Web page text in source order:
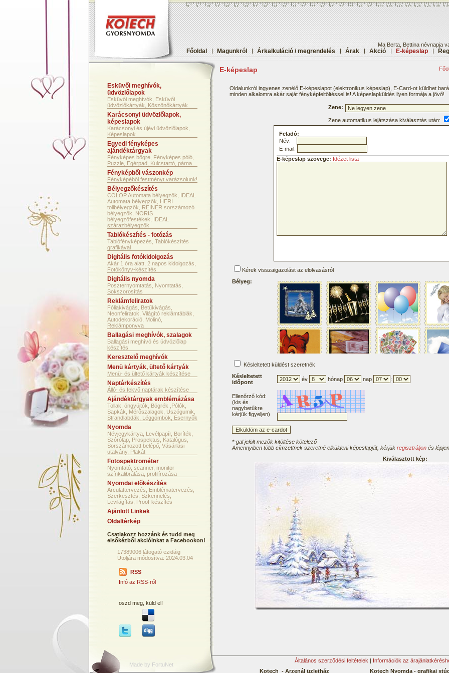
Ma Berta, Bettina névnapja
Főoldal | Magunkról | Árkalkuláció / megrendelés | Árak | Akció | E-képeslap |
E-képeslap
Esküvői meghívók,
üdvözlőlapok
Esküvői meghívók, Esküvői
üdvözlőkártyák, Köszönőkártyák
Karácsonyi üdvözlőlapok,
képeslapok
Karácsonyi és újévi üdvözlőlapok,
Képeslapok
Egyedi fényképes
ajándéktárgyak
Fényképes bögre, Fényképes póló,
Puzzle, Egérpad, Kulcstartó, párna
Fényképből vászonkép
Fényképéből festményt varázsolunk!
Bélyegzőkészítés
COLOP Automata bélyegzők, IDEAL
Automata bélyegzők, HERI
tollbélyegzők, REINER sorszámozó
bélyegzők, NORIS
bélyegzőfestékek, IDEAL
szárazbélyegzők
Tablókészítés - fotózás
Tablófényképezés, Tablókészítés
grafikával
Digitális fotókidolgozás
Akár 1 óra alatt, 2 napos kidolgozás,
Fotókönyv-készítés
Digitális nyomda
Poszternyomtatás, Nyomtatás,
Sokszorosítás
Reklámfeliratok
Fóliakivágás, Betűkivágás,
Neonfeliratok, Világító reklámtáblák,
Autodekoráció, Molinó,
Reklámponyva
Ballagási meghívók, szalagok
Ballagási meghívó és üdvözlőlap
készítés
Keresztelő meghívók
Menü kártyák, ültető kártyák
Menü- és ültető kártyák készítése
Naptárkészítés
Álló- és fekvő naptárak készítése
Ajándéktárgyak emblémázása
Tollak, öngyújtók, Bögrék ,Pólók,
Sapkák, Mérőszalagok, Uszógumik,
Strandlabdák, Léggömbök, Esernyők
Nyomda
Névjegykártya, Levélpapír, Boríték,
Szórólap, Prospektus, Katalógus,
Sorszámozott belépő, Vásárlási
utalvány, Plakát
Fotospektrométer
Nyomtató, scanner, monitor
színkalibrálása, profilírozása
Nyomdai előkészítés
Arculattervezés, Emblématervezés,
Szerkesztés, Szkennelés,
Levilágítás, Proof-készítés
Ajánlott Linkek
Oldaltérkép
Csatlakozz hozzánk és tudd meg
elsőkézből akcióinkat a Facebookon!
17389006 látogató ezidáig
Utoljára módosítva: 2024.03.04
RSS
Infó az RSS-ről
oszd meg, küld el!
Oldalunkról ingyenes zenélő E-képeslapot (elektronikus képeslap), E-Card-ot küldhet
minden alkalomra akár saját fényképfeltöltéssel is! A képeslapküldés ilyen formája a jövő!
Zene:
Zene automatikus lejátszása kiválasztás után:
Feladó:
Név:
E-mail:
E-képeslap szövege: Idézet lista
Kérek visszaigazolást az elolvasásról
Bélyeg:
Késleltetett küldést szeretnék
Késleltetett
időpont
év hónap nap :
Ellenőrző kód:
(kis és
nagybetűkre
kérjük figyeljen)
*-gal jelölt mezők kitöltése kötelező
Amennyiben több címzettnek szeretné elküldeni képeslapját, kérjük regisztráljon és
Kiválasztott kép:
Made by FortuNet
Általános szerződési feltételek | Információk az
Kotech - Arzenál üzletház
Kotech Nyomda - grafikai